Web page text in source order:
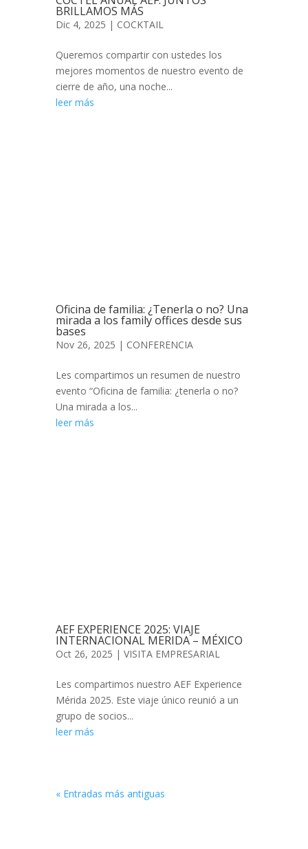
BRILLAMOS MÁS
Dic 4, 2025 | COCKTAIL
Queremos compartir con ustedes los
mejores momentos de nuestro evento de
cierre de año, una noche...
leer más
Oficina de familia: ¿Tenerla o no? Una
mirada a los family offices desde sus
bases
Nov 26, 2025 | CONFERENCIA
Les compartimos un resumen de nuestro
evento “Oficina de familia: ¿tenerla o no?
Una mirada a los...
leer más
AEF EXPERIENCE 2025: VIAJE
INTERNACIONAL MERIDA – MÉXICO
Oct 26, 2025 | VISITA EMPRESARIAL
Les compartimos nuestro AEF Experience
Mérida 2025. Este viaje único reunió a un
grupo de socios...
leer más
« Entradas más antiguas